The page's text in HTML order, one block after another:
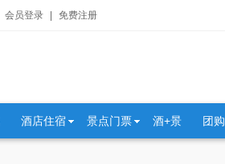
会员登录 免费注册
酒店住宿 景点门票 酒+景 团购